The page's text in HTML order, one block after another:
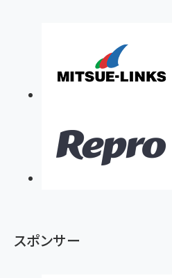
スポンサー